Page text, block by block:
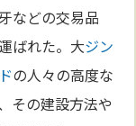
牙などの交易品
ばれた。大ジン
の人々の高度な
その建設方法や